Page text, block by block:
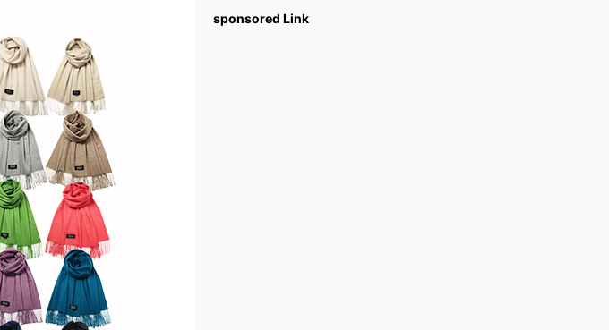
sponsored Link